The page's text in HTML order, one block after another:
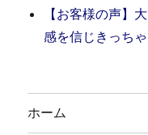
【お客様の声】
感を信じきっち
ホーム